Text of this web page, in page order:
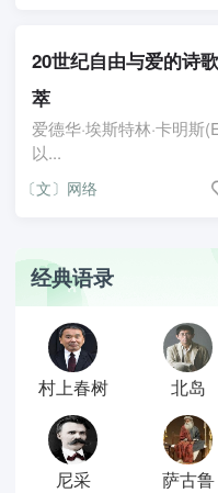
20世纪自由与爱的诗
萃
爱德华·埃斯特林·卡明斯
以...
〔文〕网络
经典语录
村上春树 北岛
尼采 萨古鲁